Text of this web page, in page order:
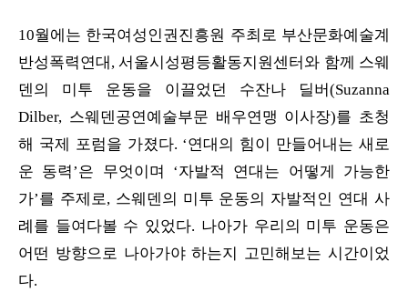
10월에는 한국여성인권진흥원 주최로 부산문화예술계
반성폭력연대, 서울시성평등활동지원센터와 함께 스웨
덴의 미투 운동을 이끌었던 수잔나 딜버(Suzanna
Dilber, 스웨덴공연예술부문 배우연맹 이사장)를 초청
해 국제 포럼을 가졌다. ‘연대의 힘이 만들어내는 새로
운 동력’은 무엇이며 ‘자발적 연대는 어떻게 가능한
가’를 주제로, 스웨덴의 미투 운동의 자발적인 연대 사
례를 들여다볼 수 있었다. 나아가 우리의 미투 운동은
어떤 방향으로 나아가야 하는지 고민해보는 시간이었
다.